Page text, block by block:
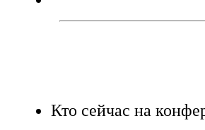
Кто сейчас на